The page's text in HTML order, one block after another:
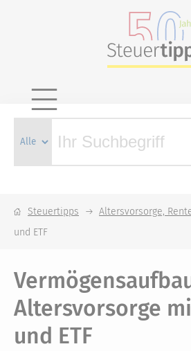
Steuertipps Altersvorsorge,
und ETF
Alters­vorsorge
und ETF